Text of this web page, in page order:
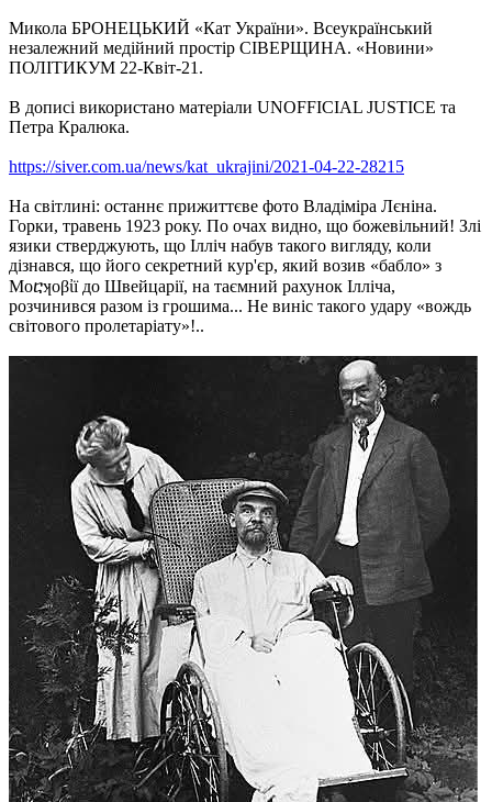
Микола БРОНЕЦЬКИЙ «Кат України». Всеукраїнський
незалежний медійний простір СІВЕРЩИНА. «Новини»
ПОЛІТИКУМ 22-Квіт-21.
В дописі використано матеріали UNOFFICIAL JUSTICE та
Петра Кралюка.
https://siver.com.ua/news/kat_ukrajini/2021-04-22-28215
На світлині: останнє прижиттєве фото Владіміра Лєніна.
Горки, травень 1923 року. По очах видно, що божевільний! Злі
язики стверджують, що Ілліч набув такого вигляду, коли
дізнався, що його секретний кур'єр, який возив «бабло» з
Моⴀʞоβἰї до Швейцарії, на таємний рахунок Ілліча,
розчинився разом із грошима... Не виніс такого удару «вождь
світового пролетаріату»!..